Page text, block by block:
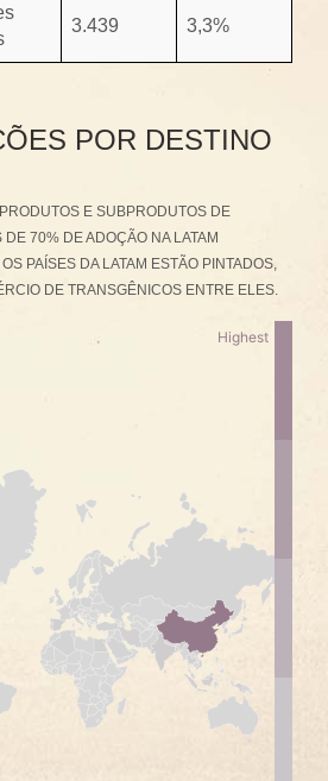
3.439 3,3%
POR DESTINO
E SUBPRODUTOS DE
70% DE ADOÇÃO NA LATAM
PAÍSES DA LATAM ESTÃO PINTADOS,
DE TRANSGÊNICOS ENTRE ELES.